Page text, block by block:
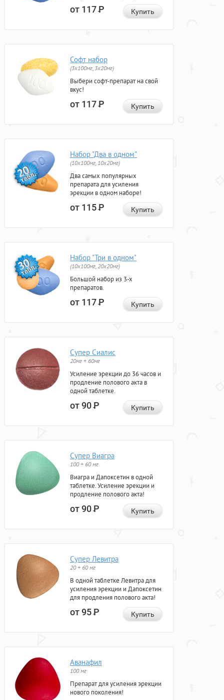
от 117Р Купить
Софт набор
(3x100мг, 3x20мг)
Выбери софт-препарат на свой
вкус!
от 117Р Купить
Набор "Два в одном"
(10x100мг, 10x20мг)
Два самых популярных
препарата для усиления
эрекции в одном наборе!
от 115Р Купить
Набор "Три в одном"
(10x100мг, 20x20мг)
Большой набор из 3-х
препаратов.
от 117Р Купить
Супер Сиалис
20мг + 60мг
Усиление эрекции до 36 часов и
продление полового акта в
одной таблетке.
от 90Р Купить
Супер Виагра
100 + 60 мг
Виагра и Дапоксетин в одной
таблетке. Усиление эрекции и
продление полового акта!
от 90Р Купить
Супер Левитра
20 + 60 мг
В одной таблетке Левитра для
усиления эрекции и Дапоксетин
для продления полового акта!
от 95Р Купить
Аванафил
100 мг
Препарат для усиления эрекции
нового поколения!